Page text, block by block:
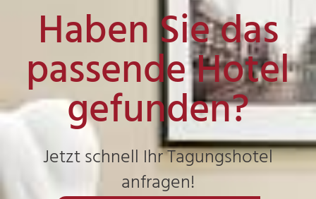
Haben Sie das
passende Hotel
gefunden?
Jetzt schnell Ihr Tagungshotel
anfragen!